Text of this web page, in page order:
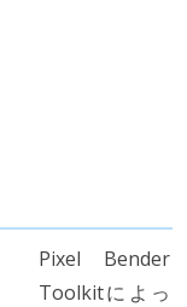
Pixel Bender
Toolkitによっ